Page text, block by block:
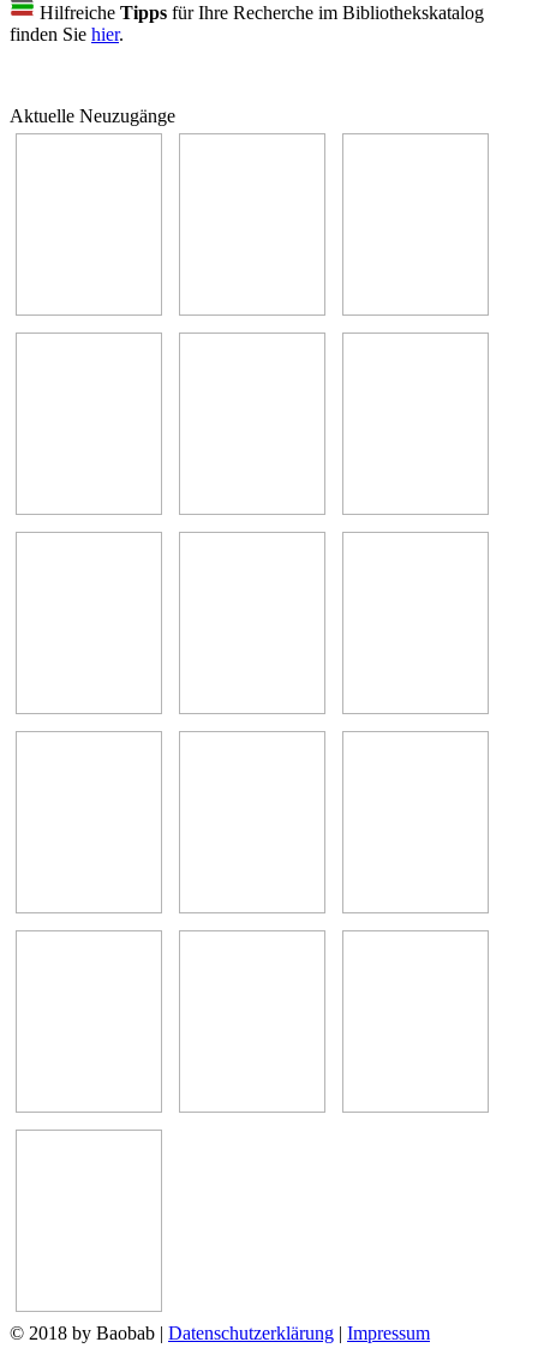
Hilfreiche Tipps für Ihre Recherche im Bibliothekskatalog
finden Sie hier.
Aktuelle Neuzugänge
© 2018 by Baobab | Datenschutzerklärung | Impressum